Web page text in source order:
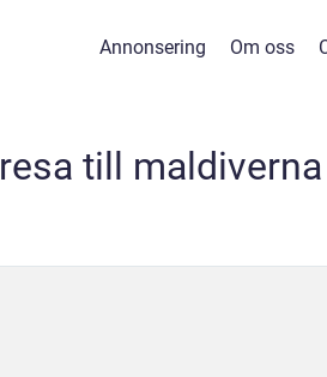
Annonsering Om oss
resa till maldiverna